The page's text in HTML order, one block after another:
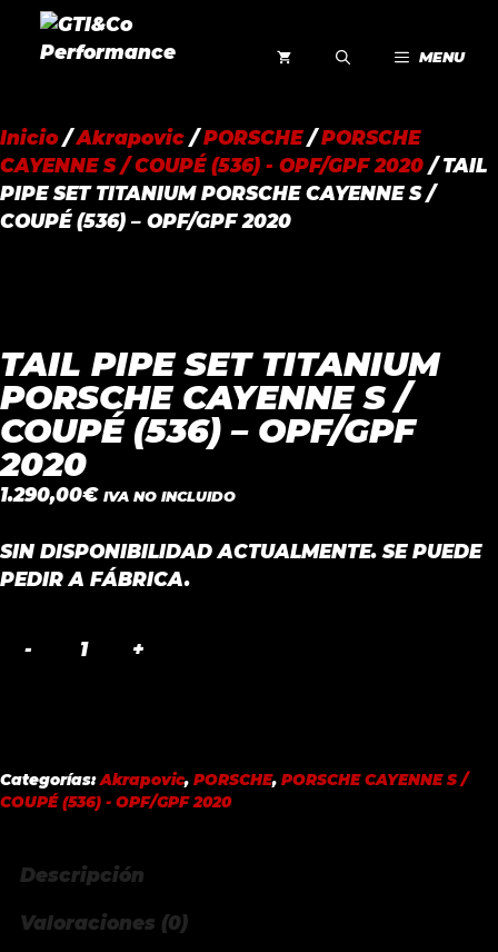
Saltar
MENU
Inicio/Akrapovic /PORSCHE/PORSCHE
CAYENNE S / COUPÉ (536) - OPF/GPF 2020 / TAIL
PIPE SET TITANIUM PORSCHE CAYENNE S /
COUPÉ (536) – OPF/GPF 2020
TAIL PIPE SET TITANIUM
PORSCHE CAYENNE S /
COUPÉ (536) – OPF/GPF
2020
1.290,00€ IVA NO INCLUIDO
SIN DISPONIBILIDAD ACTUALMENTE. SE PUEDE
PEDIR A FÁBRICA.
PORSCHE
CAYENNE
(536)
-
Categorías:Akrapovic, PORSCHE, PORSCHE CAYENNE S /
COUPÉ (536) - OPF/GPF 2020
Descripción
Valoraciones (0)